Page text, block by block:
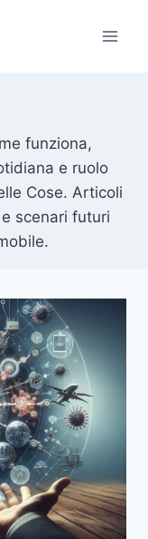
funziona,
e ruolo
Cose. Articoli
scenari futuri